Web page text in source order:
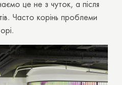
це не з чуток, а після
Часто корінь проблеми